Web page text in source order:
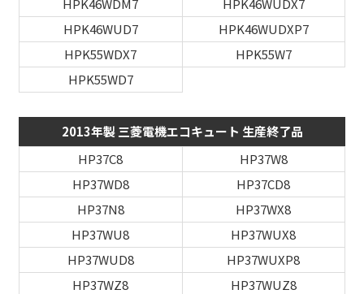
HPK46WUD7
HPK46WUDXP7
HPK55WDX7
HPK55W7
HPK55WD7
2013年製 三菱電機エコキュート 生産終了品
HP37C8
HP37W8
HP37WD8
HP37CD8
HP37N8
HP37WX8
HP37WU8
HP37WUX8
HP37WUD8
HP37WUXP8
HP37WZ8
HP37WUZ8